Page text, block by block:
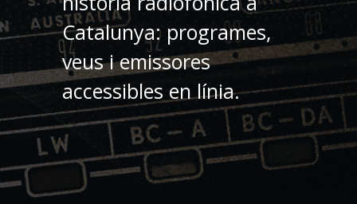
Catalunya: programes,
veus i emissores
accessibles en línia.